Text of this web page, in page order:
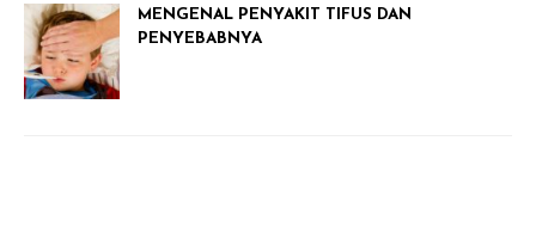
MENGENAL PENYAKIT TIFUS DAN
PENYEBABNYA